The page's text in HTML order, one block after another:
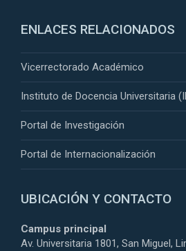
ENLACES RELACIONADOS
Vicerrectorado Académico
Instituto de Docencia Universitaria
Portal de Investigación
Portal de Internacionalización
UBICACIÓN Y CONTACTO
Campus principal
Av. Universitaria 1801, San Miguel,